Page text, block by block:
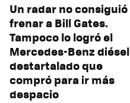
Un radar no consiguió
frenar a Bill Gates.
Tampoco lo logró el
Mercedes-Benz diésel
destartalado que
compró para ir más
despacio